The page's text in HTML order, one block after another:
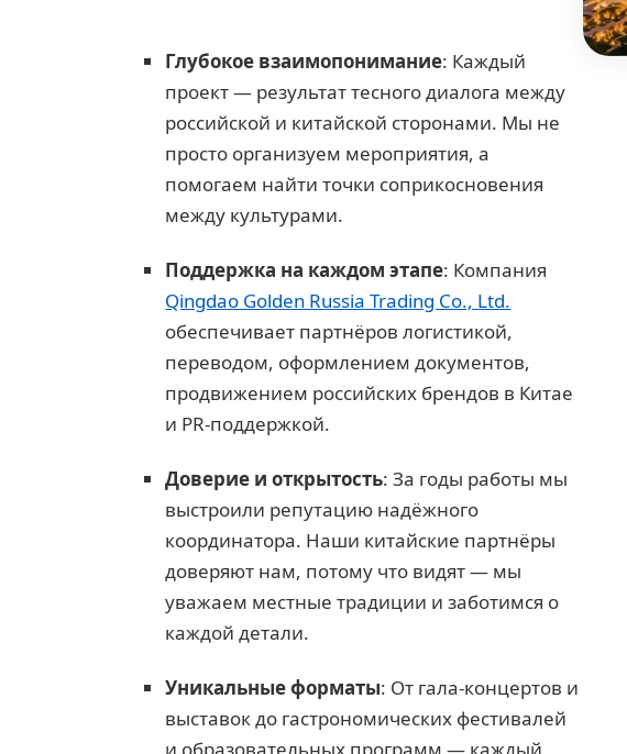
Глубокое взаимопонимание: Каждый
проект — результат тесного диалога между
российской и китайской сторонами. Мы не
просто организуем мероприятия, а
помогаем найти точки соприкосновения
между культурами.
Поддержка на каждом этапе: Компания
Qingdao Golden Russia Trading Co., Ltd.
обеспечивает партнёров логистикой,
переводом, оформлением документов,
продвижением российских брендов в Китае
и PR-поддержкой.
Доверие и открытость: За годы работы мы
выстроили репутацию надёжного
координатора. Наши китайские партнёры
доверяют нам, потому что видят — мы
уважаем местные традиции и заботимся о
каждой детали.
Уникальные форматы: От гала-концертов и
выставок до гастрономических фестивалей
и образовательных программ — каждый